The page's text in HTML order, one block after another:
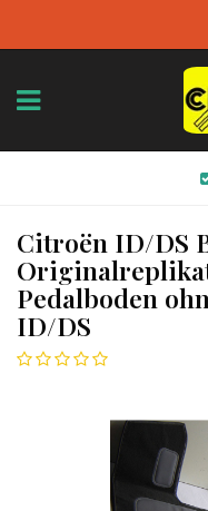
Citroën ID/DS
Pedalboden
ID/DS